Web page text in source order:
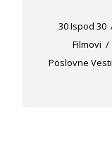
30 Ispod 30
Filmovi
Poslovne Vesti